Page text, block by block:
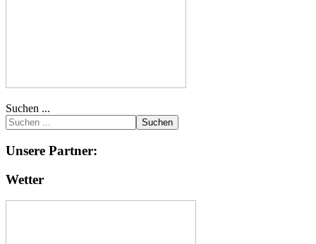
Suchen ...
Suchen
Unsere Partner:
Wetter